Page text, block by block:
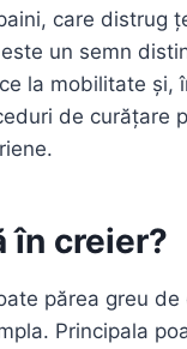
care distrug
un semn
la mobilitate și,
de curățare
în creier?
părea greu
Principala